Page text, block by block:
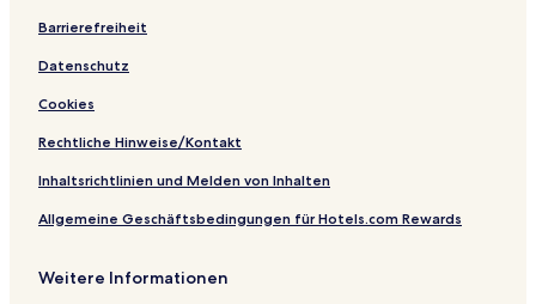
e
F
t
n
e
s
r
m
n
e
s
e
r
s
e
l
Barrierefreiheit
Datenschutz
Cookies
Rechtliche Hinweise/Kontakt
Inhaltsrichtlinien und Melden von Inhalten
Allgemeine Geschäftsbedingungen für Hotels.com Rewards
Weitere Informationen